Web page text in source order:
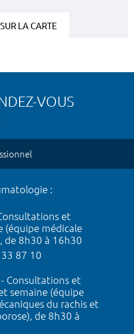
LA CARTE
VOUS
:
et
(équipe médicale
de 8h30 à 16h30
87 10
- Consultations et
semaine (équipe
du rachis et
de 8h30 à